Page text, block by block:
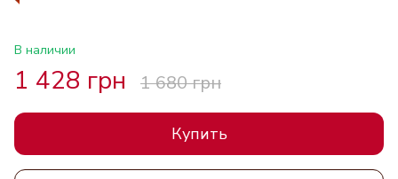
В наличии
1 428 грн 1 680 грн
Купить